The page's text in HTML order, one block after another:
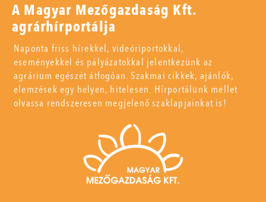
A Magyar Mezőgazdaság Kft.
agrárhírportálja
Naponta friss hírekkel, videóriportokkal,
eseményekkel és pályázatokkal jelentkezünk az
agrárium egészét átfogóan. Szakmai cikkek, ajánlók,
elemzések egy helyen, hitelesen. Hírportálunk mellet
olvassa rendszeresen megjelenő szaklapjainkat is!